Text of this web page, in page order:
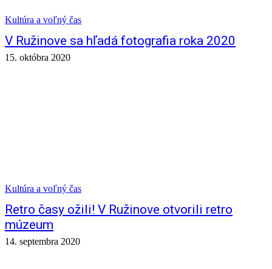
Kultúra a voľný čas
V Ružinove sa hľadá fotografia roka 2020
15. októbra 2020
Kultúra a voľný čas
Retro časy ožili! V Ružinove otvorili retro
múzeum
14. septembra 2020